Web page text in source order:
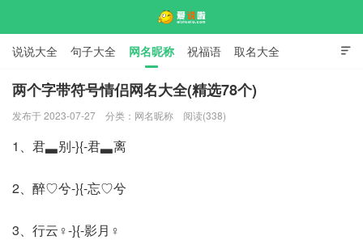

说说大全 句子大全 网名昵称 祝福语 取名大全
标语口号 签名大全
两个字带符号情侣网名大全(精选78个)
发布于 2023-07-27 分类： 网名昵称 阅读(338)
1、君▃别-}{-君▃离
2、醉♡兮-}{-忘♡兮
3、行云♀-}{-影月♀